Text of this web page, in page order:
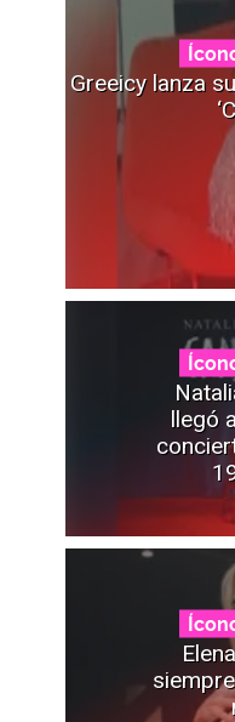
Greeicy lanza
llegó